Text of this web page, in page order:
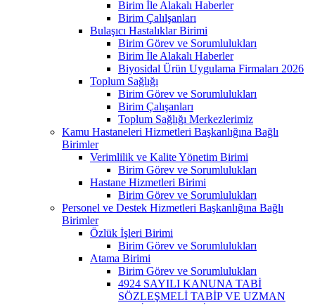
Birim İle Alakalı Haberler
Birim Çalılşanları
Bulaşıcı Hastalıklar Birimi
Birim Görev ve Sorumlulukları
Birim İle Alakalı Haberler
Biyosidal Ürün Uygulama Firmaları 2026
Toplum Sağlığı
Birim Görev ve Sorumlulukları
Birim Çalışanları
Toplum Sağlığı Merkezlerimiz
Kamu Hastaneleri Hizmetleri Başkanlığına Bağlı
Birimler
Verimlilik ve Kalite Yönetim Birimi
Birim Görev ve Sorumlulukları
Hastane Hizmetleri Birimi
Birim Görev ve Sorumlulukları
Personel ve Destek Hizmetleri Başkanlığına Bağlı
Birimler
Özlük İşleri Birimi
Birim Görev ve Sorumlulukları
Atama Birimi
Birim Görev ve Sorumlulukları
4924 SAYILI KANUNA TABİ
SÖZLEŞMELİ TABİP VE UZMAN